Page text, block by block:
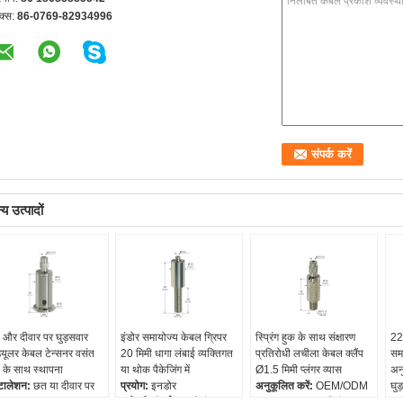
86-0769-82934996
उत्पादों
दीवार पर घुड़सवार
केबल टेन्सनर वसंत
साथ स्थापना
छत या दीवार पर
इंडोर समायोज्य केबल ग्रिपर
20 मिमी धागा लंबाई व्यक्तिगत
या थोक पैकेजिंग में
प्रयोग:इनडोर
स्प्रिंग हुक के साथ संक्षारण
प्रतिरोधी लचीला केबल क्लैंप
Ø1.5 मिमी प्लंगर व्यास
अनुकूलित करें: OEM/ODM